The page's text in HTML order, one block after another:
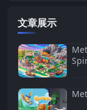
文章展示